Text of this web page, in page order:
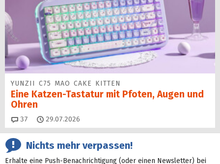
YUNZII C75 MAO CAKE KITTEN
Eine Katzen-Tastatur mit Pfoten, Augen und
Ohren
37 Kommentare
29.07.2026
Nichts mehr verpassen!
Erhalte eine Push-Benachrichtigung (oder einen Newsletter) bei